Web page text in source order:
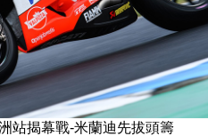
站揭幕戰-米蘭迪先拔頭籌